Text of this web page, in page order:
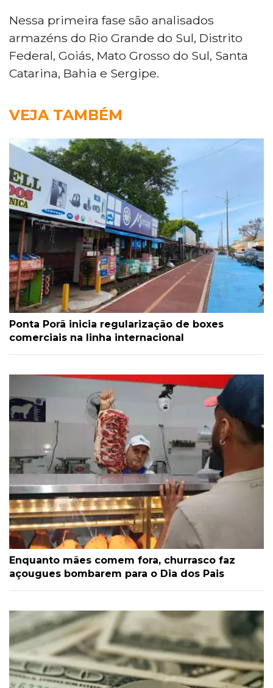
Nessa primeira fase são analisados
armazéns do Rio Grande do Sul, Distrito
Federal, Goiás, Mato Grosso do Sul, Santa
Catarina, Bahia e Sergipe.
VEJA TAMBÉM
Ponta Porã inicia regularização de boxes
comerciais na linha internacional
Enquanto mães comem fora, churrasco faz
açougues bombarem para o Dia dos Pais